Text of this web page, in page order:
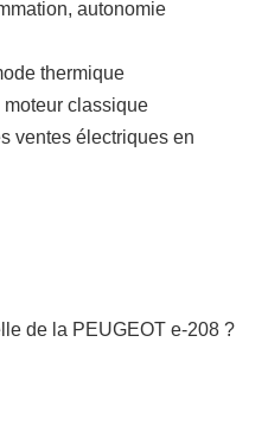
autonomie
thermique
classique
ventes électriques en
de la PEUGEOT e-208 ?